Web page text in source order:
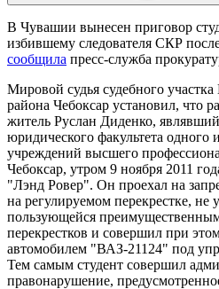
В Чувашии вынесен приговор
избившему следователя СКР
сообщила пресс-служба
Мировой судья судебного
района Чебоксар установил, что
житель Руслан Диденко,
юридического факультета одного
учреждений высшего
Чебоксар, утром 9 ноября 2011
"Лэнд Ровер". Он проехал на
на регулируемом перекрестке, не
пользующейся
перекрестков и совершил при
автомобилем "ВАЗ-21124" под
Тем самым студент совершил
правонарушение,